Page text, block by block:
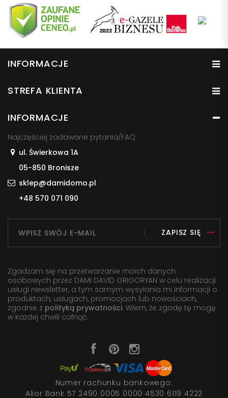
INFORMACJE
STREFA KLIENTA
INFORMACJE
Najczęściej zadawane pytania/FAQ
ul. Świerkowa 1A
05-850 Bronisze
sklep@damidomo.pl
+48 570 071 090
ZAPISZ SIĘ
Zgadzam się na przetwarzanie moich danych
osobowych przez DAMI DAVID GRIGORYAN w celu realizacji
usługi newsletter, a tym samym wysyłania mi informacji o
produktach, usługach, promocjach lub nowościach,
zgodnie z polityką prywatności. Wiem, że zgodę tę mogę
w każdej chwili cofnąć.
Numer rachunku bankowego:
Alior Bank 57 2490 0005 0000 4530 6119 4222